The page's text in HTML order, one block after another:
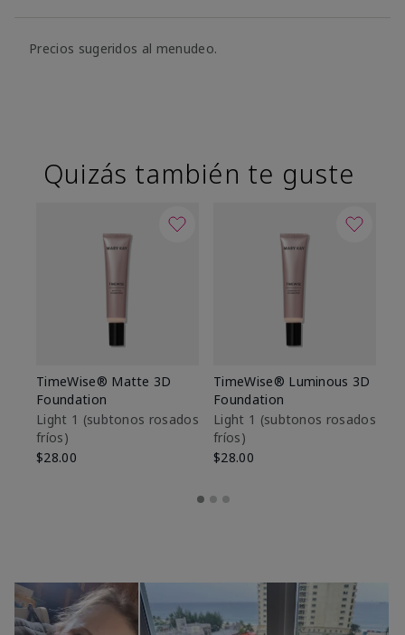
Precios sugeridos al menudeo.
Quizás también te guste
TimeWise® Matte 3D
Foundation
Light 1​ (subtonos rosados
fríos)
$28.00
TimeWise® Luminous 3D
Foundation
Light 1​ (subtonos rosados
fríos)
$28.00